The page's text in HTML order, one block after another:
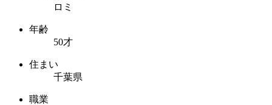
ロミ
年齢
50才
住まい
千葉県
職業